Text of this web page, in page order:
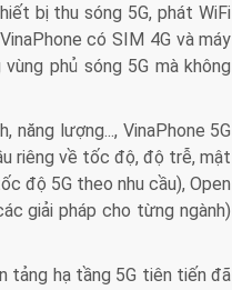
bị thu sóng 5G, phát WiFi
có SIM 4G và máy
phủ sóng 5G mà không
lượng..., VinaPhone 5G
riêng về tốc độ, độ trễ, mật
độ 5G theo nhu cầu), Open
giải pháp cho từng ngành)
tảng hạ tầng 5G tiên tiến đã